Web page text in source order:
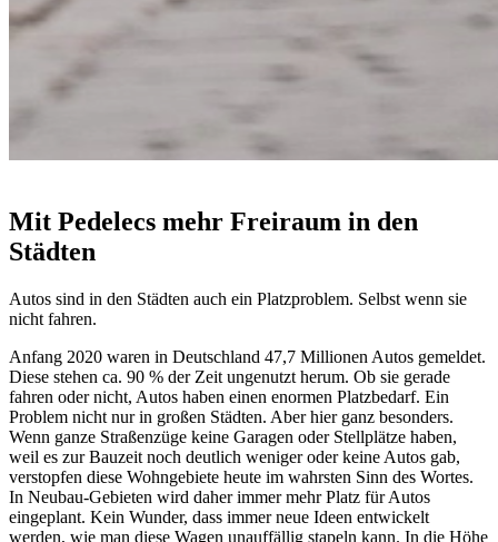
Mit Pedelecs mehr Freiraum in den
Städten
Autos sind in den Städten auch ein Platzproblem. Selbst wenn sie
nicht fahren.
Anfang 2020 waren in Deutschland 47,7 Millionen Autos gemeldet.
Diese stehen ca. 90 % der Zeit ungenutzt herum. Ob sie gerade
fahren oder nicht, Autos haben einen enormen Platzbedarf. Ein
Problem nicht nur in großen Städten. Aber hier ganz besonders.
Wenn ganze Straßenzüge keine Garagen oder Stellplätze haben,
weil es zur Bauzeit noch deutlich weniger oder keine Autos gab,
verstopfen diese Wohngebiete heute im wahrsten Sinn des Wortes.
In Neubau-Gebieten wird daher immer mehr Platz für Autos
eingeplant. Kein Wunder, dass immer neue Ideen entwickelt
werden, wie man diese Wagen unauffällig stapeln kann. In die Höhe